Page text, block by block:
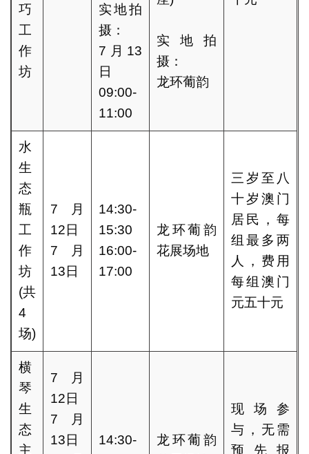
巧
工
作
坊
实地拍
摄：
7月13
日
09:00-
11:00
实地拍
摄：
龙环葡韵
水
生
态
瓶
工
作
坊
(共
4
场)
7月
12日
7月
13日
14:30-
15:30
16:00-
17:00
龙环葡韵
花展场地
三岁至八
十岁澳门
居民，每
组最多两
人，费用
每组澳门
元五十元
横
琴
生
态
主
7月
12日
7月
13日
14:30-
龙环葡韵
现场参
与，无需
预先报